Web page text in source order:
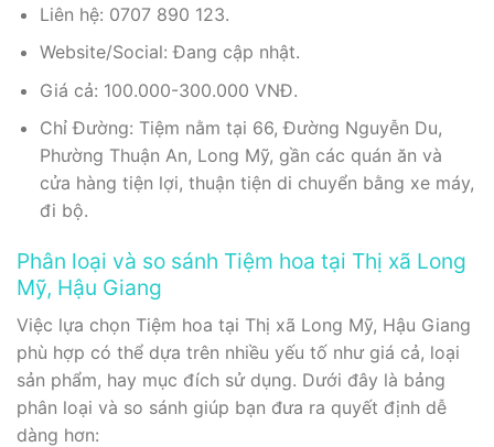
Liên hệ: 0707 890 123.
Website/Social: Đang cập nhật.
Giá cả: 100.000-300.000 VNĐ.
Chỉ Đường: Tiệm nằm tại 66, Đường Nguyễn Du,
Phường Thuận An, Long Mỹ, gần các quán ăn và
cửa hàng tiện lợi, thuận tiện di chuyển bằng xe máy,
đi bộ.
Phân loại và so sánh Tiệm hoa tại Thị xã Long
Mỹ, Hậu Giang
Việc lựa chọn Tiệm hoa tại Thị xã Long Mỹ, Hậu Giang
phù hợp có thể dựa trên nhiều yếu tố như giá cả, loại
sản phẩm, hay mục đích sử dụng. Dưới đây là bảng
phân loại và so sánh giúp bạn đưa ra quyết định dễ
dàng hơn: